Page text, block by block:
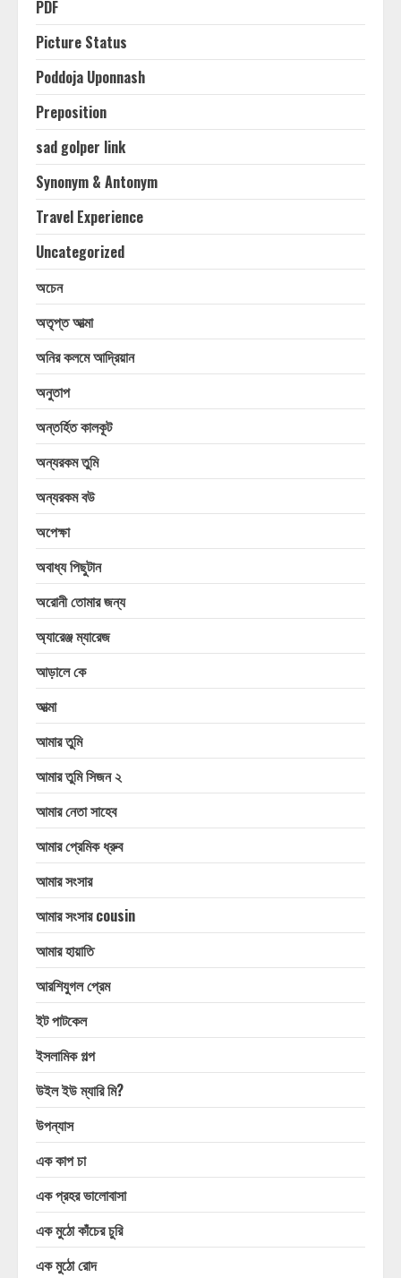
PDF
Picture Status
Poddoja Uponnash
Preposition
sad golper link
Synonym & Antonym
Travel Experience
Uncategorized
অচেন
অতৃপ্ত আত্মা
অনির কলমে আদ্রিয়ান
অনুতাপ
অন্তর্হিত কালকূট
অন্যরকম তুমি
অন্যরকম বউ
অপেক্ষা
অবাধ্য পিছুটান
অরোনী তোমার জন্য
অ্যারেঞ্জ ম্যারেজ
আড়ালে কে
আত্মা
আমার তুমি
আমার তুমি সিজন ২
আমার নেতা সাহেব
আমার প্রেমিক ধ্রুব
আমার সংসার
আমার সংসার cousin
আমার হায়াতি
আরশিযুগল প্রেম
ইট পাটকেল
ইসলামিক গল্প
উইল ইউ ম্যারি মি?
উপন্যাস
এক কাপ চা
এক প্রহর ভালোবাসা
এক মুঠো কাঁচের চুরি
এক মুঠো রোদ